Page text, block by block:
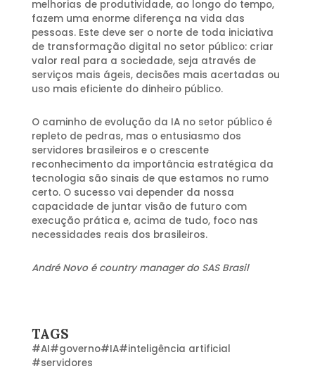
melhorias de produtividade, ao longo do tempo,
fazem uma enorme diferença na vida das
pessoas. Este deve ser o norte de toda iniciativa
de transformação digital no setor público: criar
valor real para a sociedade, seja através de
serviços mais ágeis, decisões mais acertadas ou
uso mais eficiente do dinheiro público.
O caminho de evolução da IA no setor público é
repleto de pedras, mas o entusiasmo dos
servidores brasileiros e o crescente
reconhecimento da importância estratégica da
tecnologia são sinais de que estamos no rumo
certo. O sucesso vai depender da nossa
capacidade de juntar visão de futuro com
execução prática e, acima de tudo, foco nas
necessidades reais dos brasileiros.
André Novo é country manager do SAS Brasil
TAGS
#AI#governo#IA#inteligência artificial
#servidores